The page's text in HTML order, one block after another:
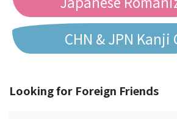
CHN & JPN Kanji
Looking for Foreign Friends